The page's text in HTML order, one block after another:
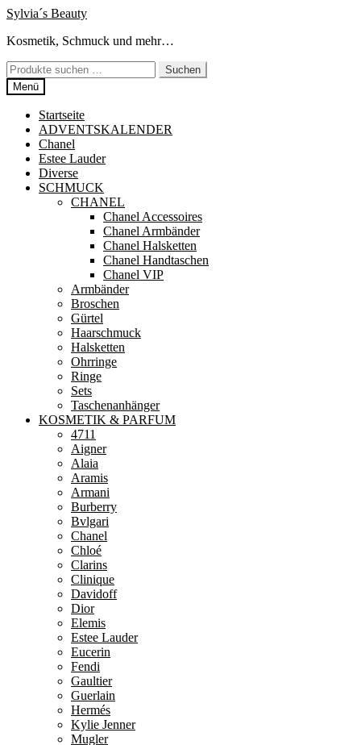
Zur
springen
Zum
springen
Sylvia´s Beauty
Kosmetik, Schmuck und mehr…
Suchen
nach:
Suchen
Menü
Startseite
ADVENTSKALENDER
Chanel
Estee Lauder
Diverse
SCHMUCK
CHANEL
Chanel Accessoires
Chanel Armbänder
Chanel Halsketten
Chanel Handtaschen
Chanel VIP
Armbänder
Broschen
Gürtel
Haarschmuck
Halsketten
Ohrringe
Ringe
Sets
Taschenanhänger
KOSMETIK & PARFUM
4711
Aigner
Alaia
Aramis
Armani
Burberry
Bvlgari
Chanel
Chloé
Clarins
Clinique
Davidoff
Dior
Elemis
Estee Lauder
Eucerin
Fendi
Gaultier
Guerlain
Hermés
Kylie Jenner
Mugler